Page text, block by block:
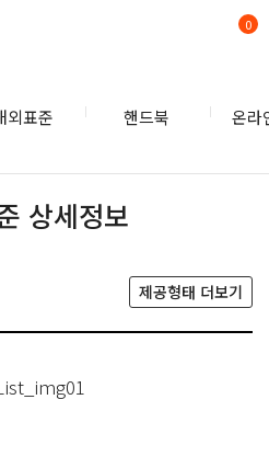
외표준 핸드북 온라
0
상세정보
제공형태 더보기